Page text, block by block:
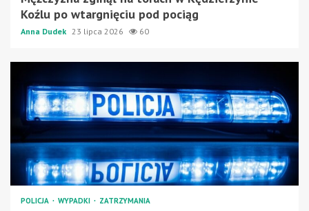
Koźlu po wtargnięciu pod pociąg
Anna Dudek 23 lipca 2026 60
POLICJA WYPADKI ZATRZYMANIA